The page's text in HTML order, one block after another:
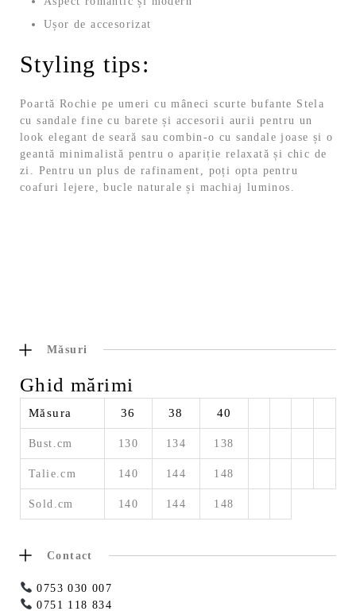
Ușor de accesorizat
Styling tips:
Poartă Rochie pe umeri cu mâneci scurte bufante Stela
cu sandale fine cu barete și accesorii aurii pentru un
look elegant de seară sau combin-o cu sandale joase și o
geantă minimalistă pentru o apariție relaxată și chic de
zi. Pentru un plus de rafinament, poți opta pentru
coafuri lejere, bucle naturale și machiaj luminos.
Măsuri
Ghid mărimi
Măsura 36 38 40
Bust.cm 130 134 138
Talie.cm 140 144 148
Sold.cm 140 144 148
Contact
0753 030 007
0751 118 834